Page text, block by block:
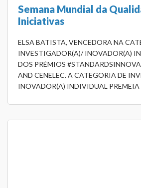
Semana Mundial da
Iniciativas
ELSA BATISTA, VENCEDORA NA
INVESTIGADOR(A)/ INOVADOR(A)
DOS PRÉMIOS
AND CENELEC. A CATEGORIA DE
INOVADOR(A) INDIVIDUAL PREMEIA